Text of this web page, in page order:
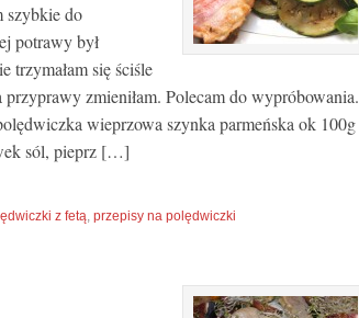
szybkie do
potrawy był
trzymałam się ściśle
przyprawy zmieniłam. Polecam do wypróbowania.
wieprzowa szynka parmeńska ok 100g
sól, pieprz […]
z fetą przepisy na polędwiczki